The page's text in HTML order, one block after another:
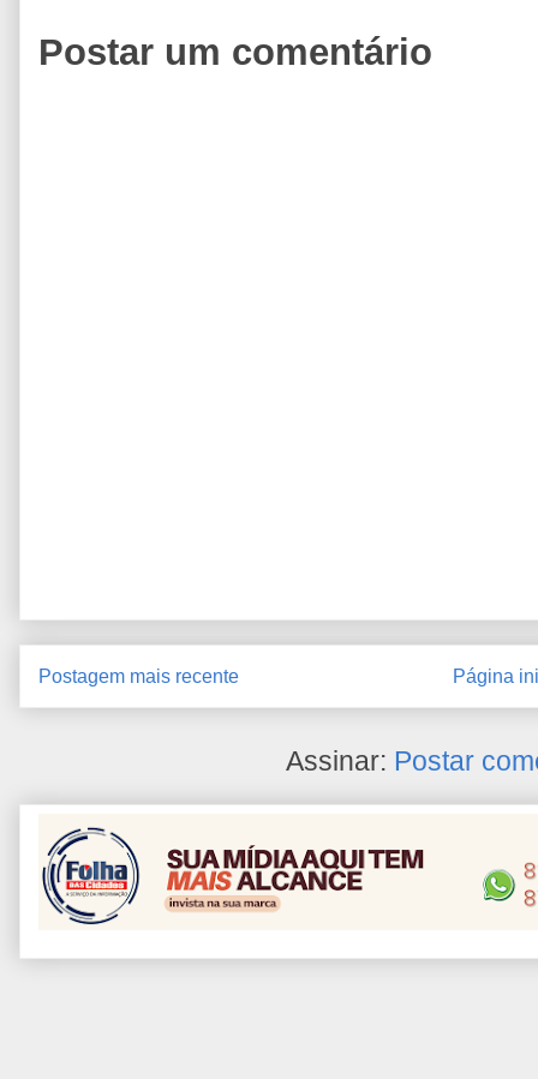
Postar um comentário
Postagem mais recente Página
Assinar: Postar